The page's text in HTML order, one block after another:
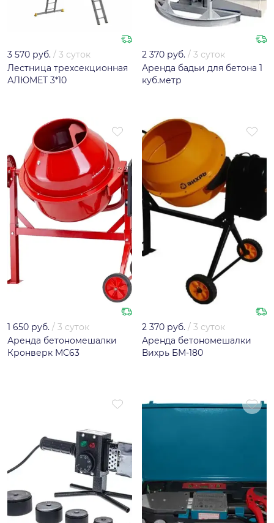
3 570 руб. / 3 суток
Лестница трехсекционная
АЛЮМЕТ 3*10
2 370 руб. / 3 суток
Аренда бадьи для бетона 1
куб.метр
1 650 руб. / 3 суток
Аренда бетономешалки
Кронверк МС63
2 370 руб. / 3 суток
Аренда бетономешалки
Вихрь БМ-180